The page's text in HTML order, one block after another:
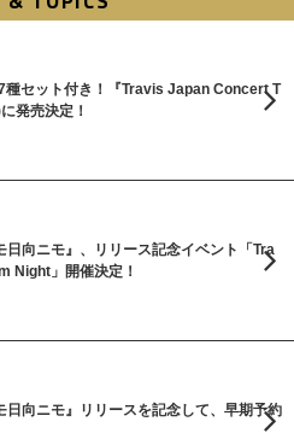
種セット付き！『Travis Japan Concert T
発売決定！
向ニモ』、リリース記念イベント「Tra
Night」開催決定！
向ニモ』リリースを記念して、早期予約